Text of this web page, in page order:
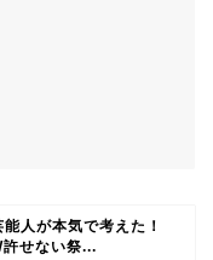
人が本気で考えた！
許せない祭...